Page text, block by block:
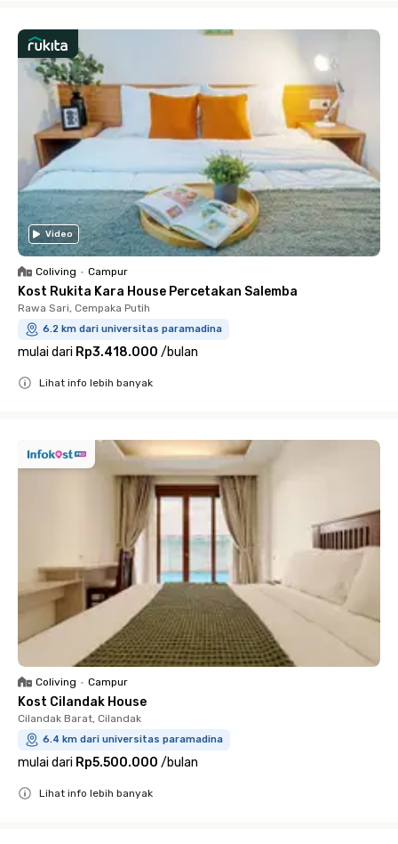
Video
Coliving • Campur
Kost Rukita Kara House Percetakan Salemba
Rawa Sari, Cempaka Putih
6.2 km dari universitas paramadina
mulai dari Rp3.418.000 /bulan
Lihat info lebih banyak
Coliving • Campur
Kost Cilandak House
Cilandak Barat, Cilandak
6.4 km dari universitas paramadina
mulai dari Rp5.500.000 /bulan
Lihat info lebih banyak